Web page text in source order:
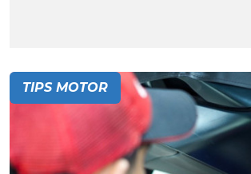
TIPS MOTOR